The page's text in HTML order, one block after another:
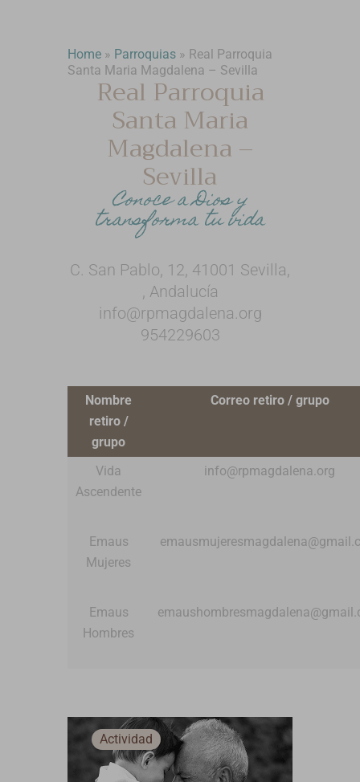
Home » Parroquias » Real Parroquia
Santa Maria Magdalena – Sevilla
Real Parroquia
Santa Maria
Magdalena –
Sevilla
Conoce a Dios y
transforma tu vida
C. San Pablo, 12, 41001 Sevilla,
, Andalucía
info@rpmagdalena.org
954229603
Nombre
retiro /
grupo
Correo retiro / grupo
Vida
Ascendente
info@rpmagdalena.org
Emaus
Mujeres
Emaus
Hombres
Actividad